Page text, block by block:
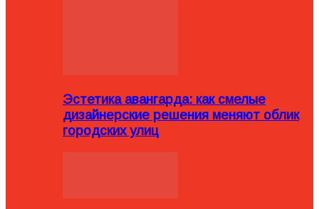
Эстетика авангарда: как смелые
дизайнерские решения меняют облик
городских улиц